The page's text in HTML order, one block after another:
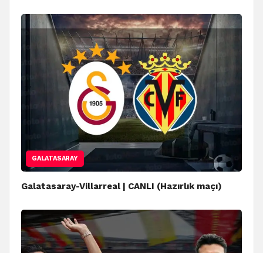
GALATASARAY
Galatasaray-Villarreal | CANLI (Hazırlık maçı)